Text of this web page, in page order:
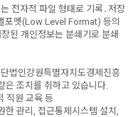
전자적 파일 형태로 기록․저장
포멧(Low Level Format) 등의
된 개인정보는 분쇄기로 분쇄
법인강원특별자치도경제진흥
은 조치를 취하고 있습니다.
직원 교육 등
관리, 접근통제시스템 설치,